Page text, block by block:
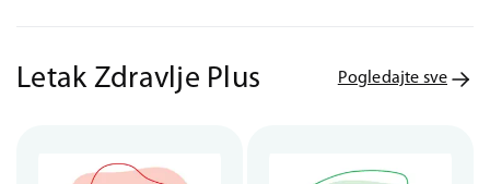
Letak Zdravlje Plus Pogledajte sve